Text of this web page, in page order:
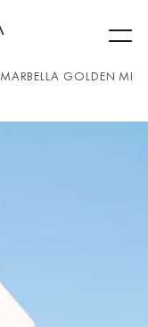
MARBELLA GOLDEN MILE